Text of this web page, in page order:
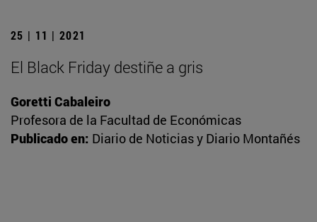
25 | 11 | 2021
El Black Friday destiñe a gris
Goretti Cabaleiro
Profesora de la Facultad de Económicas
Publicado en: Diario de Noticias y Diario Montañés